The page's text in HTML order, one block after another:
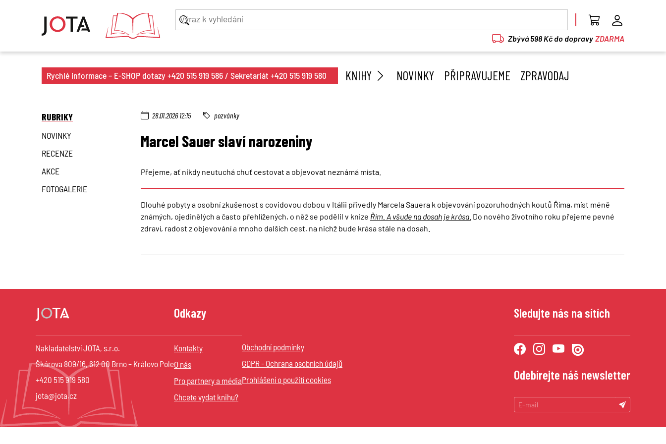
Zbývá 598 Kč do dopravy ZDARMA
Rychlé informace – E-SHOP dotazy +420 515 919 586 / Sekretariát +420 515 919 580 KNIHY NOVINKY PŘIPRAVUJEME ZPRAVODAJ
RUBRIKY
NOVINKY
RECENZE
AKCE
FOTOGALERIE
28.01.2026 12:15 pozvánky
Marcel Sauer slaví narozeniny
Přejeme, ať nikdy neutuchá chuť cestovat a objevovat neznámá místa.
Dlouhé pobyty a osobní zkušenost s covidovou dobou v Itálii přivedly Marcela Sauera k objevování pozoruhodných koutů Říma, míst méně
známých, ojedinělých a často přehlížených, o něž se podělil v knize Řím. A všude na dosah je krása Do nového životního roku přejeme pevné
zdraví, radost z objevování a mnoho dalších cest, na nichž bude krása stále na dosah.
Nakladatelství JOTA, s.r.o.
Škárova 809/16, 612 00 Brno – Královo Pole
+420 515 919 580
jota@jota.cz
Odkazy
Kontakty
O nás
Pro partnery a média
Chcete vydat knihu?
Obchodní podmínky
GDPR - Ochrana osobních údajů
Prohlášení o použití cookies
Sledujte nás na sítích
Odebírejte náš newsletter